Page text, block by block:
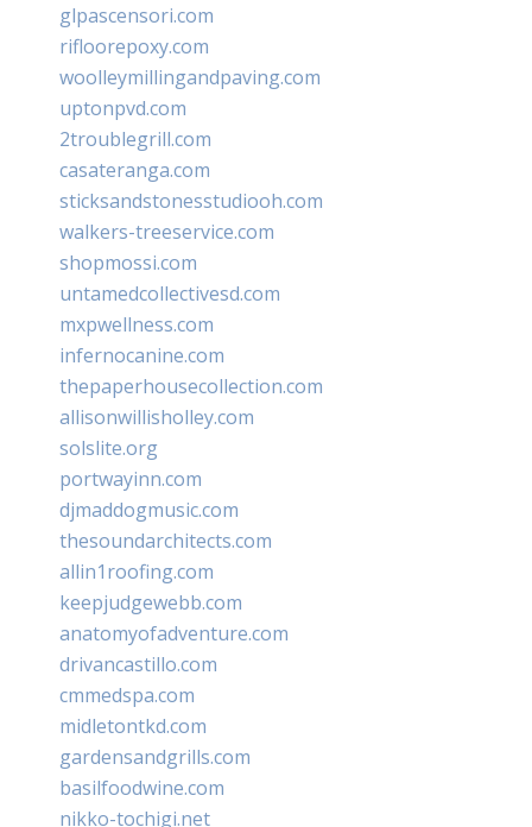
glpascensori.com
rifloorepoxy.com
woolleymillingandpaving.com
uptonpvd.com
2troublegrill.com
casateranga.com
sticksandstonesstudiooh.com
walkers-treeservice.com
shopmossi.com
untamedcollectivesd.com
mxpwellness.com
infernocanine.com
thepaperhousecollection.com
allisonwillisholley.com
solslite.org
portwayinn.com
djmaddogmusic.com
thesoundarchitects.com
allin1roofing.com
keepjudgewebb.com
anatomyofadventure.com
drivancastillo.com
cmmedspa.com
midletontkd.com
gardensandgrills.com
basilfoodwine.com
nikko-tochigi.net